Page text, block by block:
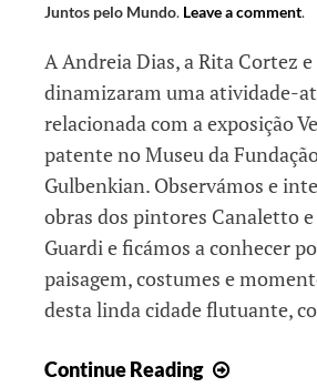
Juntos pelo Mundo. Leave a comment.
A Andreia Dias, a Rita Cortez
dinamizaram uma atividade-
relacionada com a exposição
patente no Museu da
Gulbenkian. Observámos e
obras dos pintores Canaletto e
Guardi e ficámos a conhecer
paisagem, costumes e
desta linda cidade flutuante,
Continue Reading